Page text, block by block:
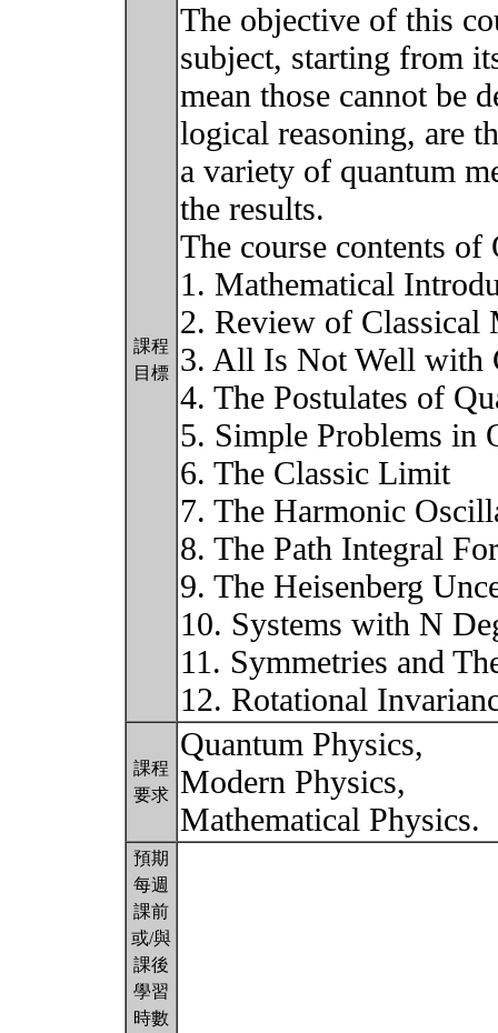
課程
目標
The objective of this
subject, starting from
mean those cannot be
logical reasoning, are
a variety of quantum
the results.
The course contents
1. Mathematical
2. Review of Classical
3. All Is Not Well with
4. The Postulates of
5. Simple Problems in
6. The Classic Limit
7. The Harmonic
8. The Path Integral
9. The Heisenberg
10. Systems with N
11. Symmetries and
12. Rotational
課程
要求
Quantum Physics,
Modern Physics,
Mathematical Physics.
預期
每週
課前
或/與
課後
學習
時數